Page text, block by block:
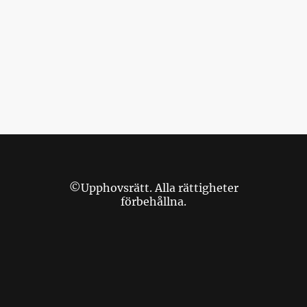
©Upphovsrätt. Alla rättigheter
förbehållna.